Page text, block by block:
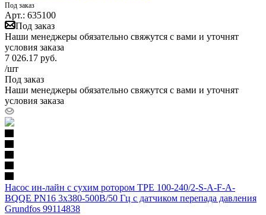
Под заказ
Арт.: 635100
Под заказ
Наши менеджеры обязательно свяжутся с вами и уточнят
условия заказа
7 026.17 руб.
/шт
Под заказ
Наши менеджеры обязательно свяжутся с вами и уточнят
условия заказа
Насос ин-лайн с сухим ротором TPE 100-240/2-S-A-F-A-
BQQE PN16 3х380-500В/50 Гц c датчиком перепада давления
Grundfos 99114838